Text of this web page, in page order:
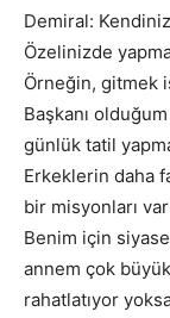
Demiral:
Özelinizde
Örneğin, gitmek
Başkanı
günlük tatil
Erkeklerin daha
bir misyonları
Benim için
annem çok
rahatlatıyor